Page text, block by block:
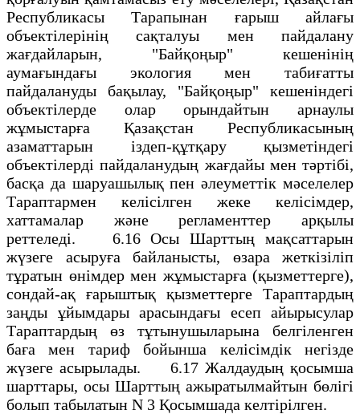
Республикасы Тарапынан ғарыш айлағы
объектілерінің сақталуы мен пайдалану
жағдайларын, "Байқоңыр" кешенінің
аумағындағы экология мен табиғатты
пайдалануды бақылау, "Байқоңыр" кешеніндегі
объектілерде олар орындайтын арнаулы
жұмыстарға Қазақстан Республикасының
азаматтарын іздеп-құтқару қызметіндегі
объектілерді пайдаланудың жағдайы мен тәртібі,
басқа да шаруашылық пен әлеуметтік мәселелер
Тараптармен келісілген жеке келісімдер,
хаттамалар және регламенттер арқылы
реттеледі. 6.16 Осы Шарттың мақсаттарын
жүзеге асыруға байланысты, өзара жеткізіліп
тұратын өнімдер мен жұмыстарға (қызметтерге),
сондай-ақ ғарыштық қызметтерге Тараптардың
заңды ұйымдары арасындағы есеп айырысулар
Тараптардың өз тұтынушыларына белгіленген
баға мен тариф бойынша келісімдік негізде
жүзеге асырылады. 6.17 Жалдаудың қосымша
шарттары, осы Шарттың ажыратылмайтын бөлігі
болып табылатын N 3 Қосымшада келтірілген.